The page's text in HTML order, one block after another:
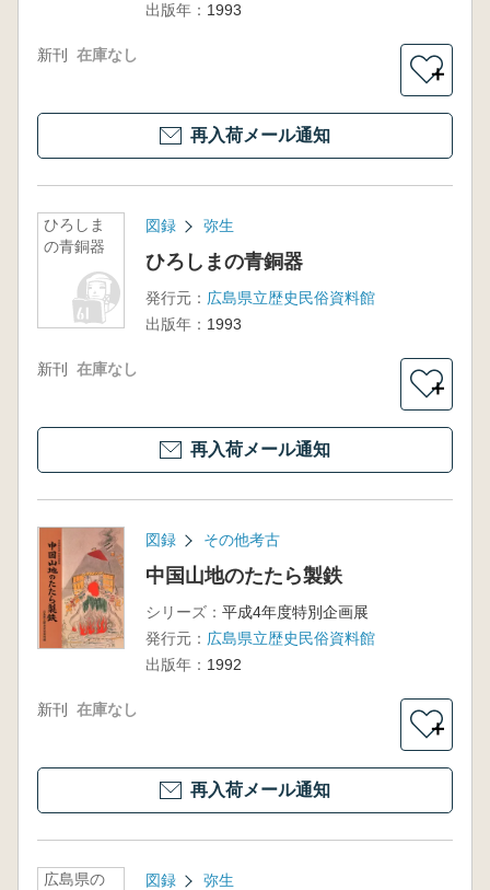
出版年： 1993
新刊 在庫なし
＋
再入荷メール通知
ひろしま
の青銅器
図録 弥生
ひろしまの青銅器
発行元： 広島県立歴史民俗資料館
出版年： 1993
新刊 在庫なし
＋
再入荷メール通知
図録 その他考古
中国山地のたたら製鉄
シリーズ： 平成4年度特別企画展
発行元： 広島県立歴史民俗資料館
出版年： 1992
新刊 在庫なし
＋
再入荷メール通知
広島県の
図録 弥生